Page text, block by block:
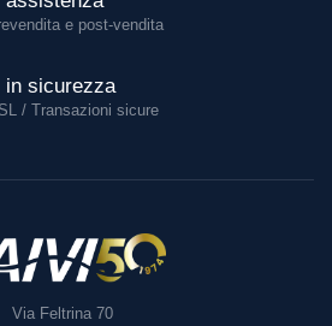
e post-vendita
in sicurezza
/ Transazioni sicure
Via Feltrina 70